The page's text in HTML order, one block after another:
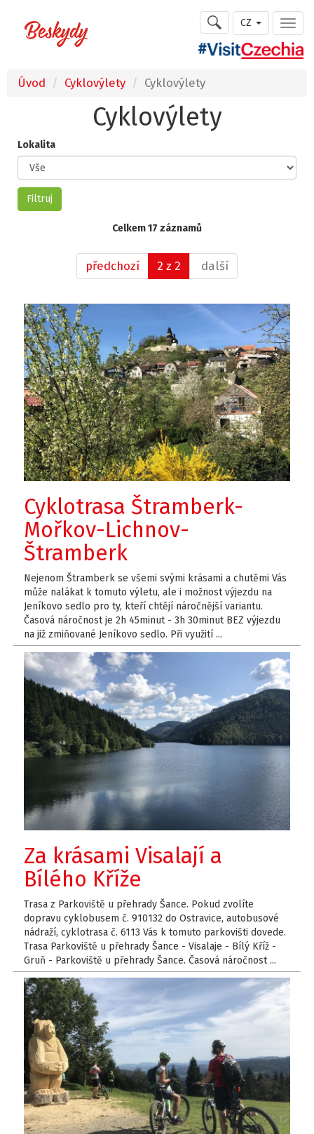
CZ
Úvod Cyklovýlety Cyklovýlety
Cyklovýlety
Lokalita
Celkem 17 záznamů
předchozí 2 z 2 další
Cyklotrasa Štramberk-
Mořkov-Lichnov-
Štramberk
Nejenom Štramberk se všemi svými krásami a chutěmi Vás
může nalákat k tomuto výletu, ale i možnost výjezdu na
Jeníkovo sedlo pro ty, kteří chtějí náročnější variantu.
Časová náročnost je 2h 45minut - 3h 30minut BEZ výjezdu
na již zmiňované Jeníkovo sedlo. Při využití ...
Za krásami Visalají a
Bílého Kříže
Trasa z Parkoviště u přehrady Šance. Pokud zvolíte
dopravu cyklobusem č. 910132 do Ostravice, autobusové
nádraží, cyklotrasa č. 6113 Vás k tomuto parkovišti dovede.
Trasa Parkoviště u přehrady Šance - Visalaje - Bílý Kříž -
Gruň - Parkoviště u přehrady Šance. Časová náročnost ...